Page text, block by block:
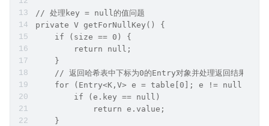
// 处理key = null的值问题
private V getForNullKey() {
    if (size == 0) {
        return null;
    }
    // 返回哈希表中下标为0的Entry对象并处理返回结果
for (Entry<K,V> e = table[0]; e != null; e =
        if (e.key == null)
            return e.value;
    }